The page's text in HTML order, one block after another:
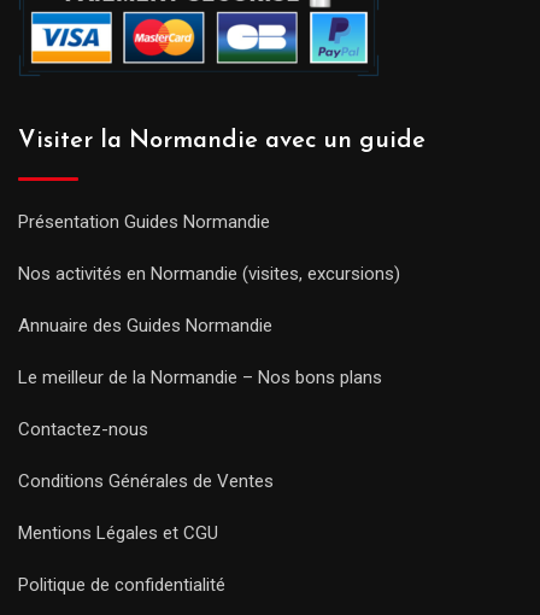
Visiter la Normandie avec un guide
Présentation Guides Normandie
Nos activités en Normandie (visites, excursions)
Annuaire des Guides Normandie
Le meilleur de la Normandie – Nos bons plans
Contactez-nous
Conditions Générales de Ventes
Mentions Légales et CGU
Politique de confidentialité